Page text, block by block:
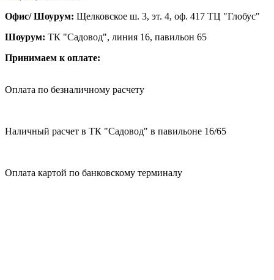
Офис/ Шоурум: Щелковское ш. 3, эт. 4, оф. 417 ТЦ "Глобус"
Шоурум: ТК "Садовод", линия 16, павильон 65
Принимаем к оплате:
Оплата по безналичному расчету
Наличный расчет в ТК "Садовод" в павильоне 16/65
Оплата картой по банковскому терминалу